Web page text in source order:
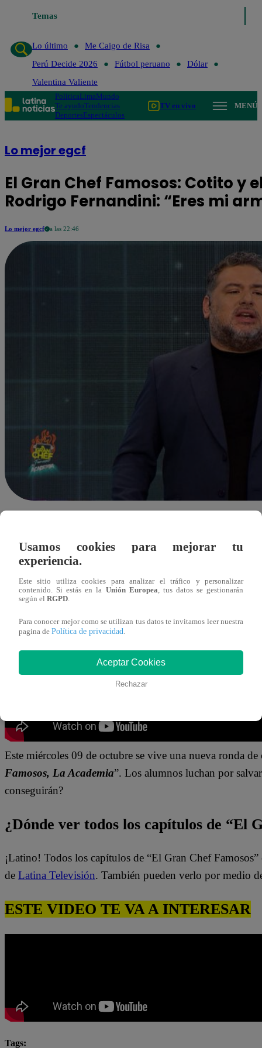
Temas
Lo último
Me Caigo de Risa
Perú Decide 2026
Fútbol peruano
Dólar
Valentina Valiente
PolíticaLimaMundo
Te ayudoTendencias
DeportesEspectáculos
TV en vivo MENÚ
Lo mejor egcf
El Gran Chef Famosos: Cotito y
Rodrigo Fernandini: “Eres mi
Lo mejor egcf a las 22:46
Cotito lanzó un ATREVIDO comentario a Rodrigo
El Gran Chef Famosos, La Academia”. El chef llegó
Él se emocionó porque, al no recibir su llamado,
otra justificación. “Tú eres mi arma secreta”, aseveró.
Este miércoles 09 de octubre se vive una nueva ronda de
Famosos, La Academia”. Los alumnos luchan por
conseguirán?
¿Dónde ver todos los capítulos de “El
¡Latino! Todos los capítulos de “El Gran Chef
de Latina Televisión. También pueden verlo por medio
ESTE VIDEO TE VA A INTERESAR
Tags:
Usamos cookies para mejorar tu
experiencia.
Este sitio utiliza cookies para analizar el tráfico y personalizar
contenido. Si estás en la Unión Europea , tus datos se gestionarán
según el RGPD
Para conocer mejor como se utilizan tus datos te invitamos leer nuestra
pagina de Política de privacidad
Aceptar Cookies
Rechazar